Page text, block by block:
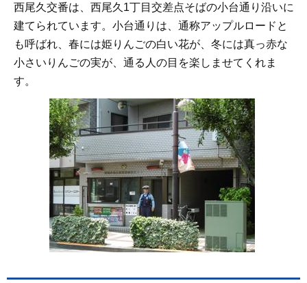
西尾久交番は、西尾久1丁目交差点そばの小台通り沿いに
建てられています。小台通りは、通称アップルロードと
も呼ばれ、春には姫りんごの白い花が、冬には真っ赤な
小さいりんごの実が、通る人の目を楽しませてくれま
す。